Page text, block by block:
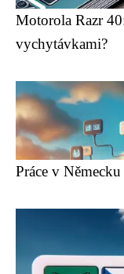
Motorola Razr
vychytávkami?
Práce v